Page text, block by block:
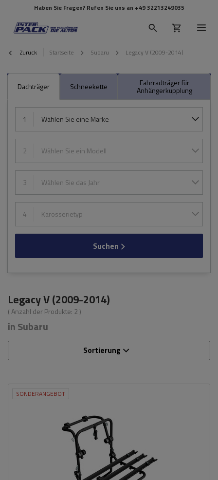
Haben Sie Fragen? Rufen Sie uns an +49 32213249035
Zurück Startseite Subaru Legacy V (2009-2014)
Dachträger Schneekette Fahrradträger für
Anhängerkupplung
1 Wählen Sie eine Marke
2 Wählen Sie ein Modell
3 Wählen Sie das Jahr
4 Karosserietyp
Suchen
Legacy V (2009-2014)
( Anzahl der Produkte: 2 )
in Subaru
Sortierung
SONDERANGEBOT
universelles Montagesystem
kompatibel mit allen Karosseriearten